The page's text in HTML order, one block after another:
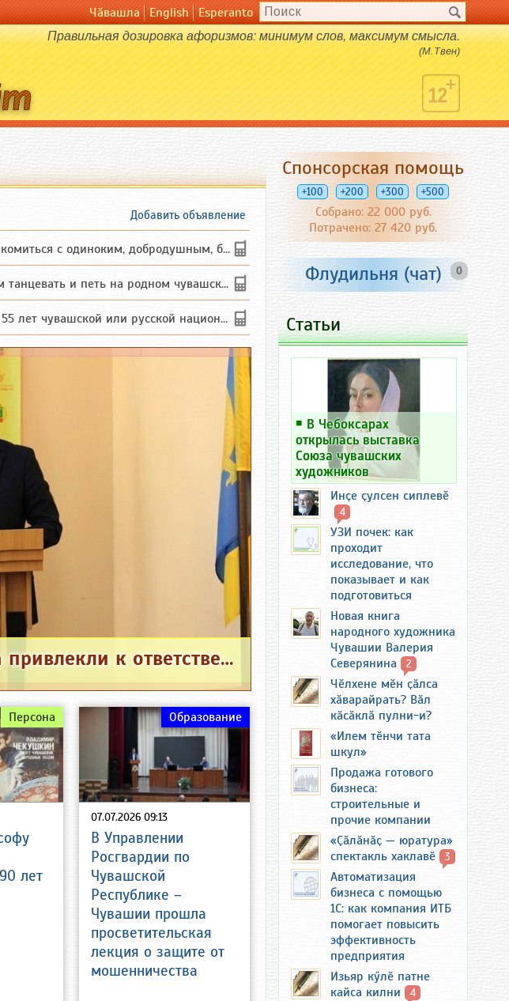
Чӑвашла English Esperanto
Правильная дозировка афоризмов: минимум слов, максимум смысла.
(М.Твен)
Добавить объявление
с одиноким, добродушным, без вредных ...
и петь на родном чувашском языке
или русской национальности дл...
Главу Шемуршинского округа привлекли к ответственности за нападание на охотника
Персона
лет
07.07.2026 09:13
Образование
В Управлении
Росгвардии по
Чувашской
Республике –
Чувашии прошла
просветительская
лекция о защите от
мошенничества
Спонсорская помощь
+100 +200 +300 +500
Собрано: 22 000 руб.
Потрачено: 27 420 руб.
0
Флудильня (чат)
Статьи
￭ В Чебоксарах
открылась выставка
Союза чувашских
художников
Инҫе ҫулсен сиплевӗ
4
УЗИ почек: как
проходит
исследование, что
показывает и как
подготовиться
Новая книга
народного художника
Чувашии Валерия
Северянина
2
Чӗлхене мӗн ҫӑлса
хӑварайрать? Вӑл
кӑсӑклӑ пулни-и?
«Илем тӗнчи тата
шкул»
Продажа готового
бизнеса:
строительные и
прочие компании
«Ҫӑлӑнӑҫ — юратура»
спектакль хаклавӗ
3
Автоматизация
бизнеса с помощью
1С: как компания ИТБ
помогает повысить
эффективность
предприятия
Изьяр кӳлӗ патне
кайса килни
4